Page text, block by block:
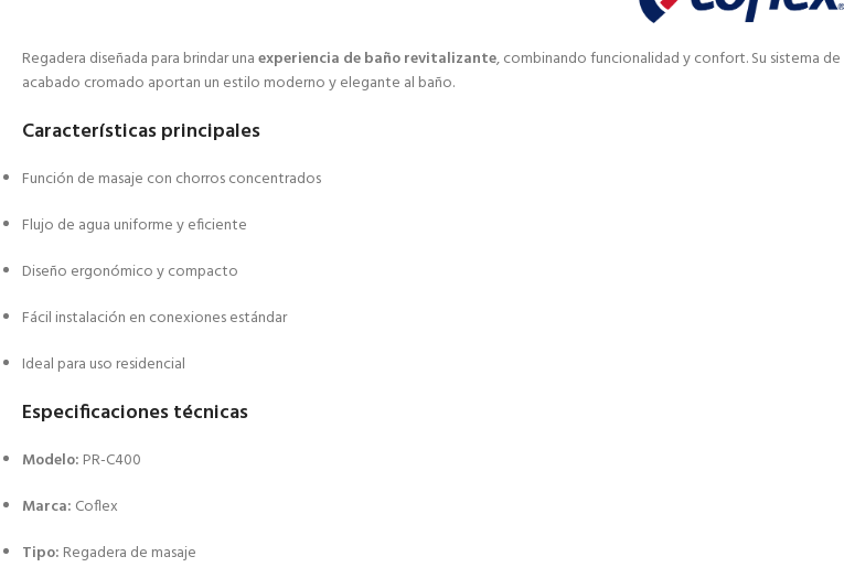
Regadera diseñada para brindar unaexperiencia de baño revitalizante, combinando funcionalidad y confort. Su sistema de
acabado cromado aportan un estilo moderno y elegante al baño.
Características principales
Función de masaje con chorros concentrados
Flujo de agua uniforme y eficiente
Diseño ergonómico y compacto
Fácil instalación en conexiones estándar
Ideal para uso residencial
Especificaciones técnicas
Modelo: PR-C400
Marca: Coflex
Tipo: Regadera de masaje